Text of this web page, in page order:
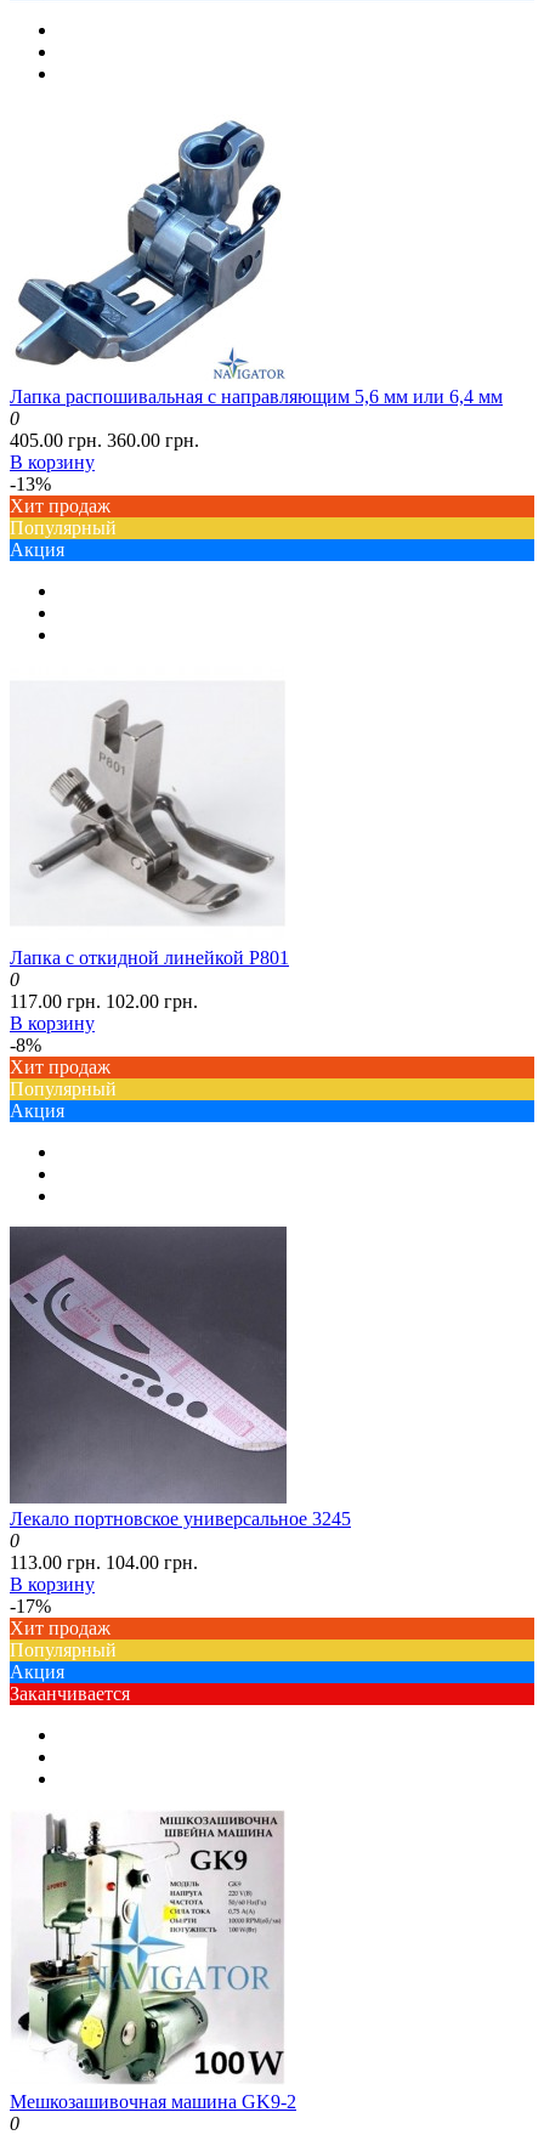
Лапка распошивальная с направляющим 5,6 мм или 6,4 мм
0
405.00 грн. 360.00 грн.
В корзину
-13%
Хит продаж
Популярный
Акция
Лапка с откидной линейкой P801
0
117.00 грн. 102.00 грн.
В корзину
-8%
Хит продаж
Популярный
Акция
Лекало портновское универсальное 3245
0
113.00 грн. 104.00 грн.
В корзину
-17%
Хит продаж
Популярный
Акция
Заканчивается
Мешкозашивочная машина GK9-2
0